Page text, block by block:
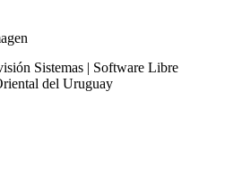
Sistemas | Software Libre
del Uruguay